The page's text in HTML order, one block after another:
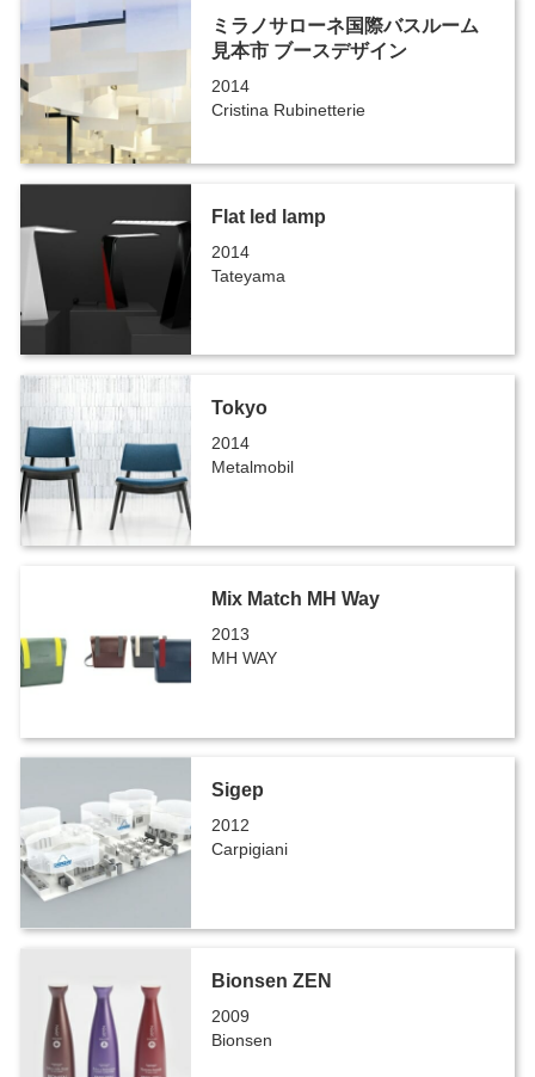
ミラノサローネ国際バスルーム
見本市 ブースデザイン
2014
Cristina Rubinetterie
Flat led lamp
2014
Tateyama
Tokyo
2014
Metalmobil
Mix Match MH Way
2013
MH WAY
Sigep
2012
Carpigiani
Bionsen ZEN
2009
Bionsen